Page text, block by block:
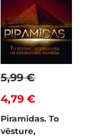
4,79 €
5,99 €
Piramīdas. To
vēsture,